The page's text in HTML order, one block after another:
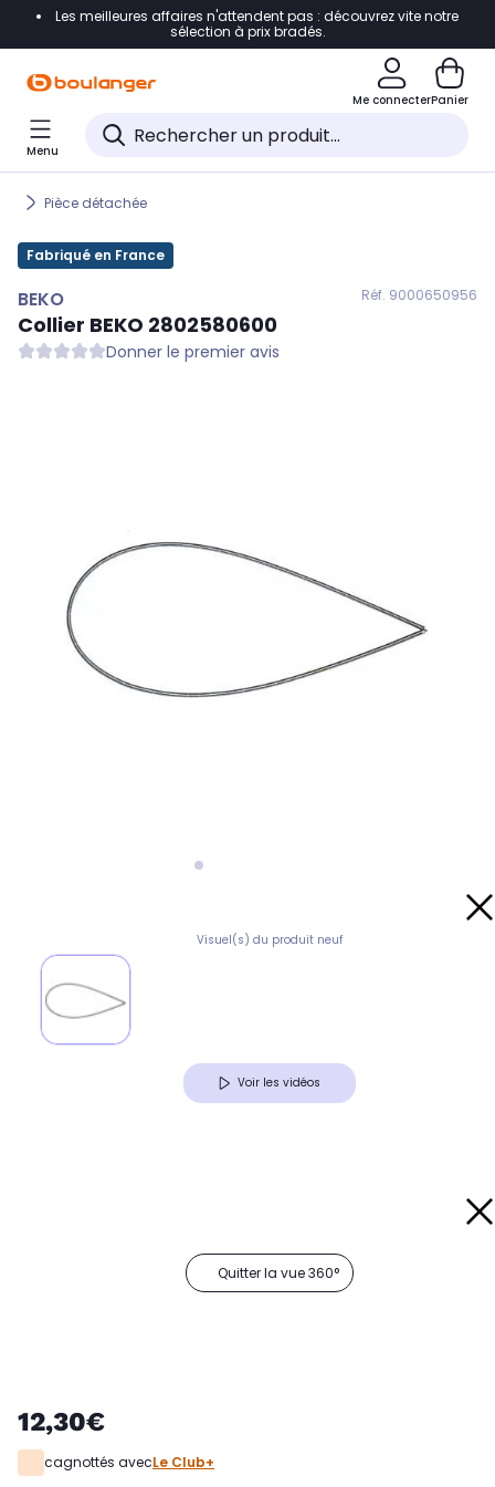
Accéder directement à la navigation
Accéder directement au pied de page
Accéder directement au chatbot
Les meilleures affaires n'attendent pas : découvrez vite notre
sélection à prix bradés.
Me connecterPanier
Menu
Pièce détachée
Fabriqué en France
BEKO Réf. 9000650956
Collier BEKO 2802580600
Donner le premier avis
Visuel(s) du produit neuf
Voir les vidéos
Quitter la vue 360°
12,30€
cagnottés avecLe Club+